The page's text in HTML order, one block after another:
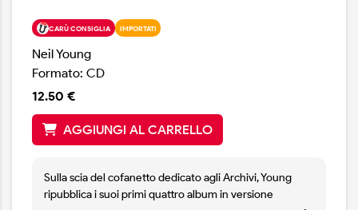
CARÙ CONSIGLIA IMPORTATI
Neil Young
Formato: CD
12.50 €
AGGIUNGI AL CARRELLO
Sulla scia del cofanetto dedicato agli Archivi, Young
ripubblica i suoi primi quattro album in versione